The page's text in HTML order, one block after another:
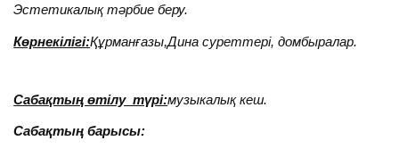
Эстетикалық тәрбие беру.
Көрнекілігі:Құрманғазы,Дина суреттері, домбыралар.
Сабақтың өтілу түрі:музыкалық кеш.
Сабақтың барысы: